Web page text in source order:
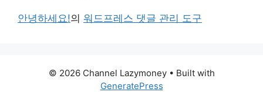
안녕하세요!의 워드프레스 댓글 관리 도구
© 2026 Channel Lazymoney• Built with
GeneratePress